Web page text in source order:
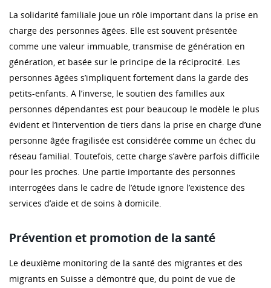
La solidarité familiale joue un rôle important dans la prise en
charge des personnes âgées. Elle est souvent présentée
comme une valeur immuable, transmise de génération en
génération, et basée sur le principe de la réciprocité. Les
personnes âgées s’impliquent fortement dans la garde des
petits-enfants. A l’inverse, le soutien des familles aux
personnes dépendantes est pour beaucoup le modèle le plus
évident et l’intervention de tiers dans la prise en charge d’une
personne âgée fragilisée est considérée comme un échec du
réseau familial. Toutefois, cette charge s’avère parfois difficile
pour les proches. Une partie importante des personnes
interrogées dans le cadre de l’étude ignore l’existence des
services d’aide et de soins à domicile.
Prévention et promotion de la santé
Le deuxième monitoring de la santé des migrantes et des
migrants en Suisse a démontré que, du point de vue de